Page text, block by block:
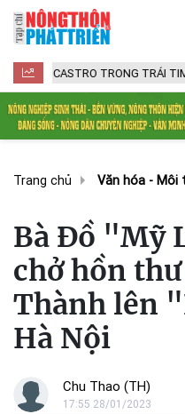
TRONG TRÁI TIM NGƯỜI
Trang chủ Văn hóa - Môi
Bà Đồ "Mỹ
chở hồn
Thành lên
Hà Nội
Chu Thao (TH)
17:55 28/01/2023